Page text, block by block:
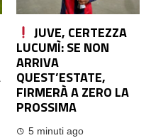
JUVE, CERTEZZA
LUCUMÌ: SE NON
ARRIVA
QUEST’ESTATE,
FIRMERÀ A ZERO LA
PROSSIMA
5 minuti ago